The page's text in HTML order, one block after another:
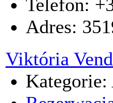
Telefon:
Adres:
Viktória